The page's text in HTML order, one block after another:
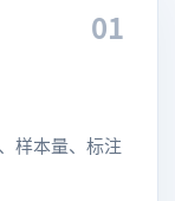
01
样本量、标注